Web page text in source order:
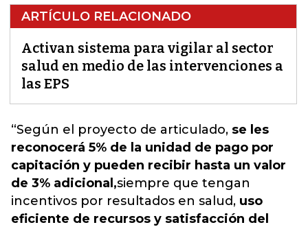
ARTÍCULO RELACIONADO
Activan sistema para vigilar al sector
salud en medio de las intervenciones a
las EPS
“Según el proyecto de articulado, se les
reconocerá 5% de la unidad de pago por
capitación y pueden recibir hasta un valor
de 3% adicional,siempre que tengan
incentivos por resultados en salud, uso
eficiente de recursos y satisfacción del